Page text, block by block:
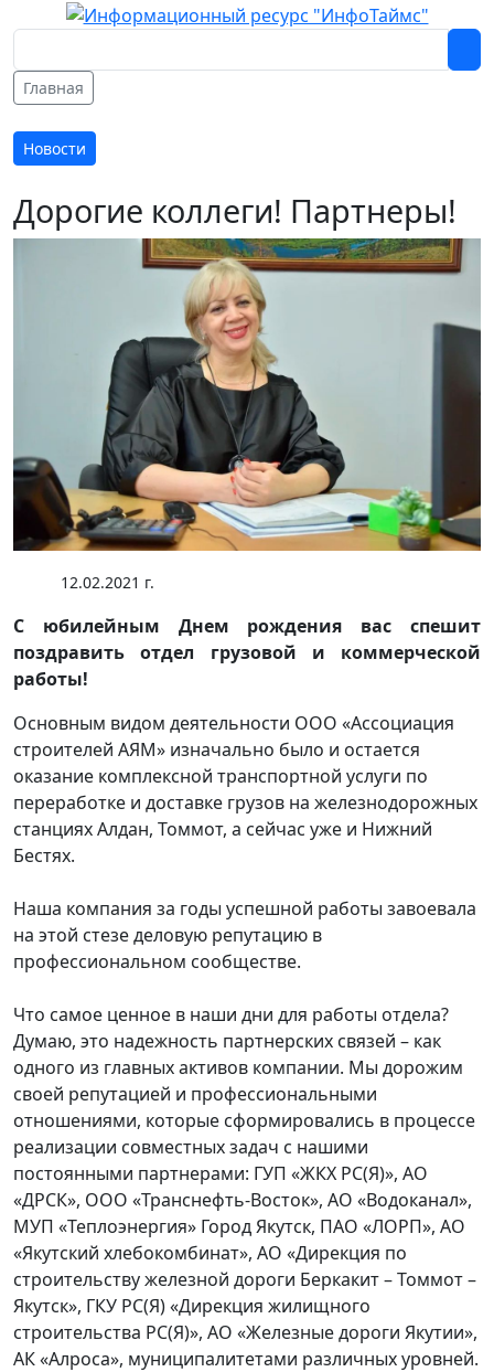
Главная
Новости
Дорогие коллеги! Партнеры!
12.02.2021 г.
С юбилейным Днем рождения вас спешит
поздравить отдел грузовой и коммерческой
работы!
Основным видом деятельности ООО «Ассоциация
строителей АЯМ» изначально было и остается
оказание комплексной транспортной услуги по
переработке и доставке грузов на железнодорожных
станциях Алдан, Томмот, а сейчас уже и Нижний
Бестях.
Наша компания за годы успешной работы завоевала
на этой стезе деловую репутацию в
профессиональном сообществе.
Что самое ценное в наши дни для работы отдела?
Думаю, это надежность партнерских связей – как
одного из главных активов компании. Мы дорожим
своей репутацией и профессиональными
отношениями, которые сформировались в процессе
реализации совместных задач с нашими
постоянными партнерами: ГУП «ЖКХ РС(Я)», АО
«ДРСК», ООО «Транснефть-Восток», АО «Водоканал»,
МУП «Теплоэнергия» Город Якутск, ПАО «ЛОРП», АО
«Якутский хлебокомбинат», АО «Дирекция по
строительству железной дороги Беркакит – Томмот –
Якутск», ГКУ РС(Я) «Дирекция жилищного
строительства РС(Я)», АО «Железные дороги Якутии»,
АК «Алроса», муниципалитетами различных уровней.